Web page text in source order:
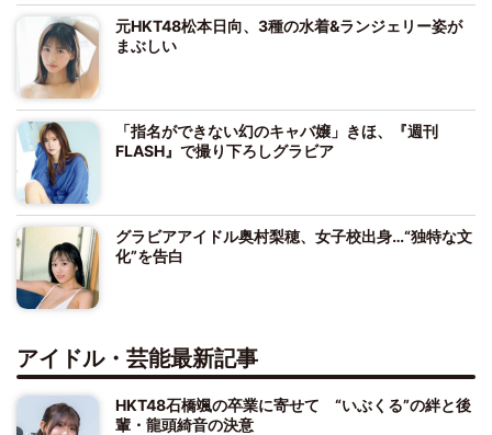
元HKT48松本日向、3種の水着&ランジェリー姿が
まぶしい
「指名ができない幻のキャバ嬢」きほ、『週刊
FLASH』で撮り下ろしグラビア
グラビアアイドル奥村梨穂、女子校出身…“独特な文
化”を告白
アイドル・芸能最新記事
HKT48石橋颯の卒業に寄せて “いぶくる”の絆と後
輩・龍頭綺音の決意